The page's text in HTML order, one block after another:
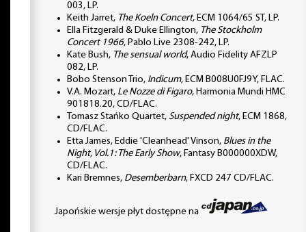
003, LP.
Keith Jarret, The Koeln Concert, ECM 1064/65 ST, LP.
Ella Fitzgerald & Duke Ellington, The Stockholm
Concert 1966, Pablo Live 2308-242, LP.
Kate Bush, The sensual world, Audio Fidelity AFZLP
082, LP.
Bobo Stenson Trio, Indicum, ECM B008U0FJ9Y, FLAC.
V.A. Mozart, Le Nozze di Figaro, Harmonia Mundi HMC
901818.20, CD/FLAC.
Tomasz Stańko Quartet, Suspended night, ECM 1868,
CD/FLAC.
Etta James, Eddie 'Cleanhead' Vinson, Blues in the
Night, Vol.1: The Early Show, Fantasy B000000XDW,
CD/FLAC.
Kari Bremnes, Desemberbarn, FXCD 247 CD/FLAC.
Japońskie wersje płyt dostępne na